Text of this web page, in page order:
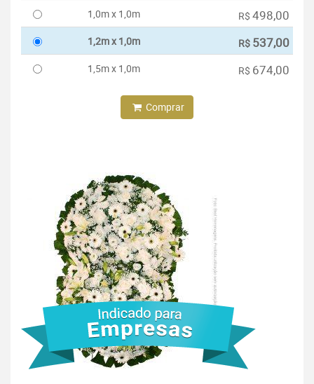
1,0m x 1,0m
R$ 498,00
1,2m x 1,0m R$ 537,00
1,5m x 1,0m R$ 674,00
Comprar